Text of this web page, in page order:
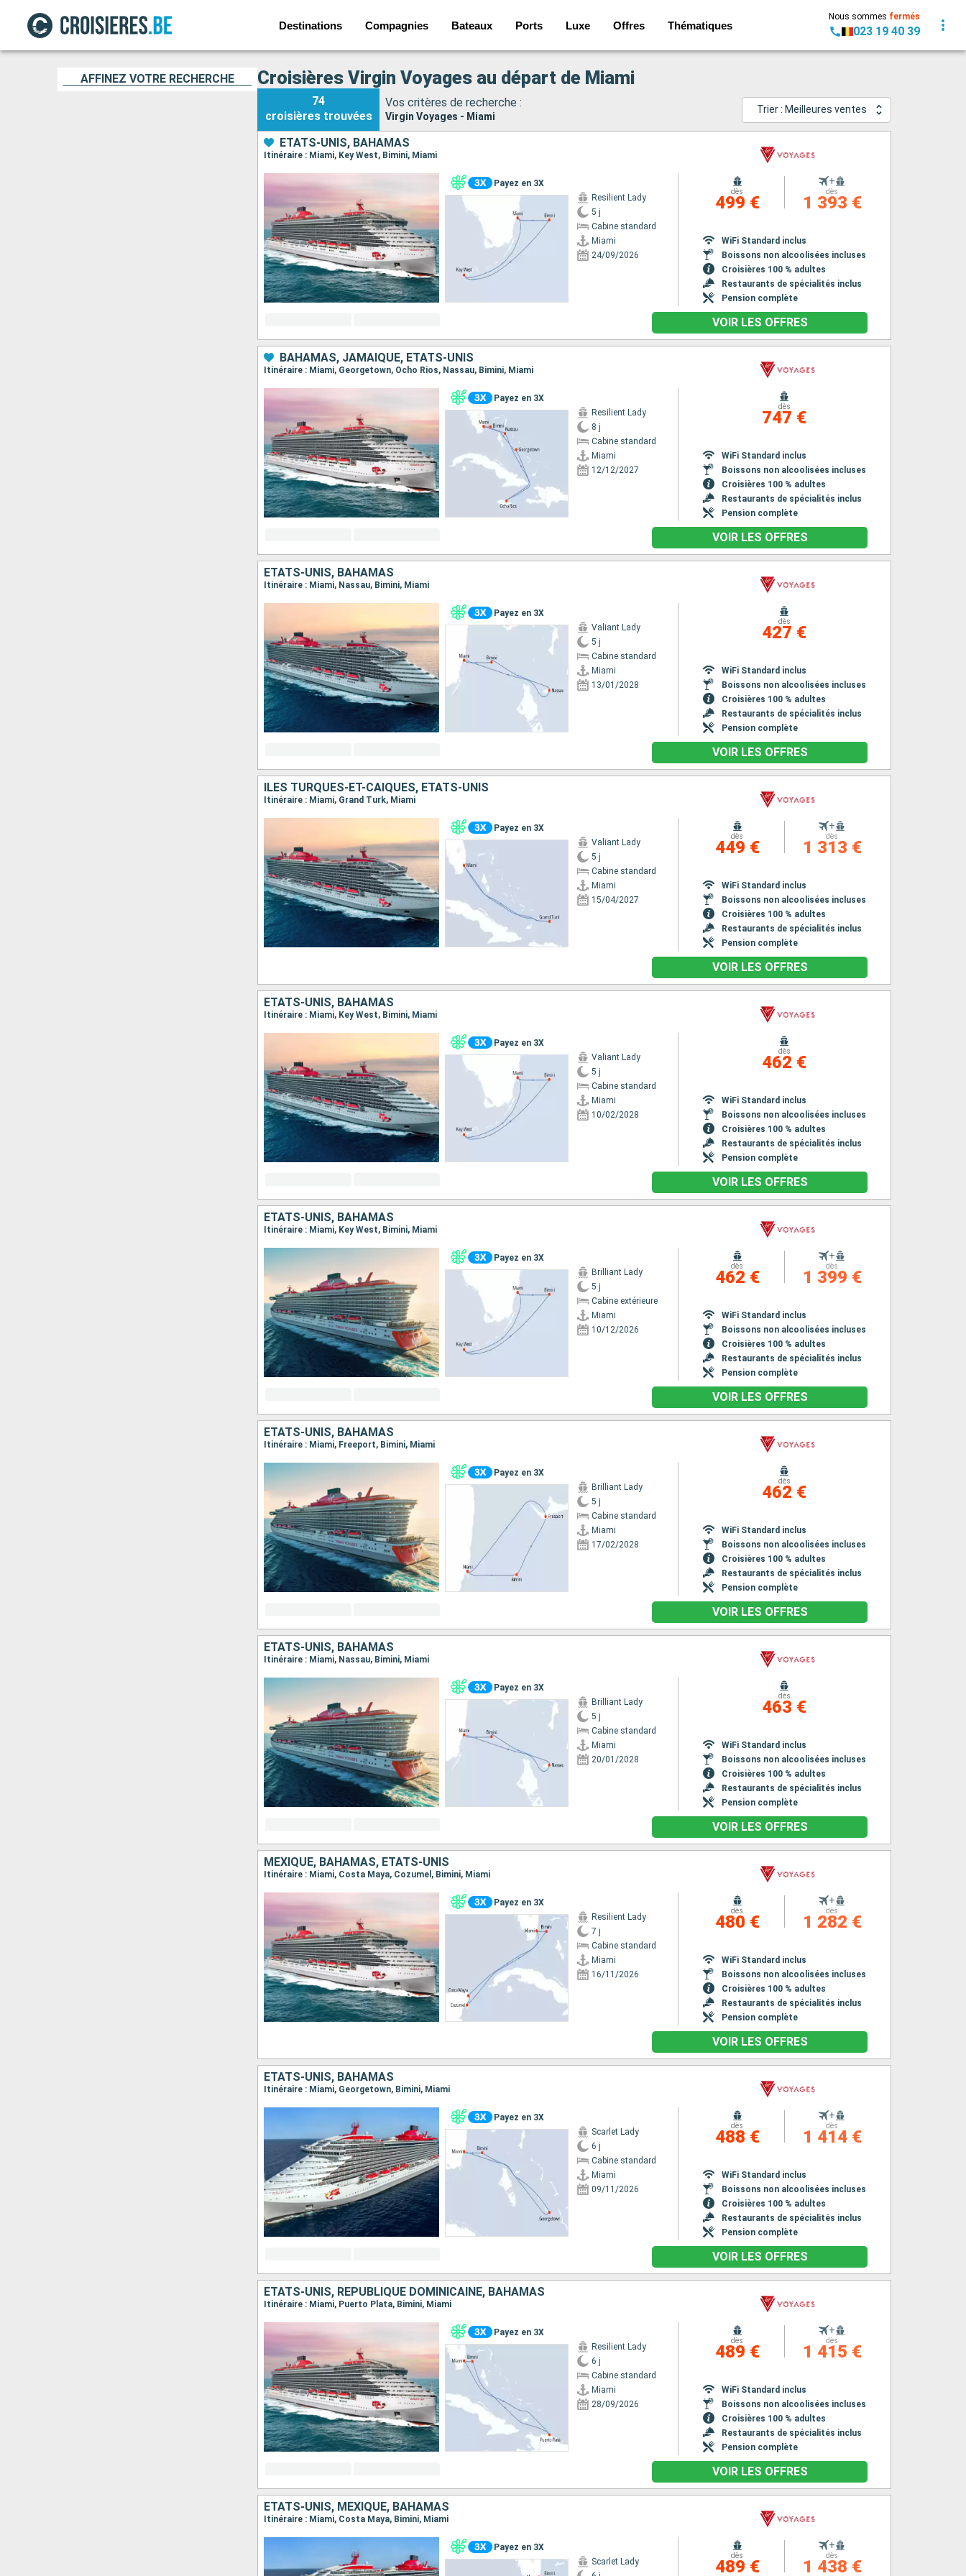
Destinations Compagnies Bateaux Ports Luxe Offres Thématiques
Nous sommes fermés
023 19 40 39
AFFINEZ VOTRE RECHERCHE Croisières Virgin Voyages au départ de Miami
74
croisières trouvées
Vos critères de recherche :
Virgin Voyages - Miami
Trier : Meilleures ventes
ÉTATS-UNIS, BAHAMAS
Itinéraire : Miami, Key West, Bimini, Miami
Payez en 3X
Resilient Lady
5 j
Cabine standard
Miami
24/09/2026
dès
499 €
+
dès
1 393 €
WiFi Standard inclus
Boissons non alcoolisées incluses
Croisières 100 % adultes
Restaurants de spécialités inclus
Pension complète
VOIR LES OFFRES
BAHAMAS, JAMAÏQUE, ÉTATS-UNIS
Itinéraire : Miami, Georgetown, Ocho Rios, Nassau, Bimini, Miami
Payez en 3X
Resilient Lady
8 j
Cabine standard
Miami
12/12/2027
dès
747 €
WiFi Standard inclus
Boissons non alcoolisées incluses
Croisières 100 % adultes
Restaurants de spécialités inclus
Pension complète
VOIR LES OFFRES
ÉTATS-UNIS, BAHAMAS
Itinéraire : Miami, Nassau, Bimini, Miami
Payez en 3X
Valiant Lady
5 j
Cabine standard
Miami
13/01/2028
dès
427 €
WiFi Standard inclus
Boissons non alcoolisées incluses
Croisières 100 % adultes
Restaurants de spécialités inclus
Pension complète
VOIR LES OFFRES
ÎLES TURQUES-ET-CAÏQUES, ÉTATS-UNIS
Itinéraire : Miami, Grand Turk, Miami
Payez en 3X
Valiant Lady
5 j
Cabine standard
Miami
15/04/2027
dès
449 €
+
dès
1 313 €
WiFi Standard inclus
Boissons non alcoolisées incluses
Croisières 100 % adultes
Restaurants de spécialités inclus
Pension complète
VOIR LES OFFRES
ÉTATS-UNIS, BAHAMAS
Itinéraire : Miami, Key West, Bimini, Miami
Payez en 3X
Valiant Lady
5 j
Cabine standard
Miami
10/02/2028
dès
462 €
WiFi Standard inclus
Boissons non alcoolisées incluses
Croisières 100 % adultes
Restaurants de spécialités inclus
Pension complète
VOIR LES OFFRES
ÉTATS-UNIS, BAHAMAS
Itinéraire : Miami, Key West, Bimini, Miami
Payez en 3X
Brilliant Lady
5 j
Cabine extérieure
Miami
10/12/2026
dès
462 €
+
dès
1 399 €
WiFi Standard inclus
Boissons non alcoolisées incluses
Croisières 100 % adultes
Restaurants de spécialités inclus
Pension complète
VOIR LES OFFRES
ÉTATS-UNIS, BAHAMAS
Itinéraire : Miami, Freeport, Bimini, Miami
Payez en 3X
Brilliant Lady
5 j
Cabine standard
Miami
17/02/2028
dès
462 €
WiFi Standard inclus
Boissons non alcoolisées incluses
Croisières 100 % adultes
Restaurants de spécialités inclus
Pension complète
VOIR LES OFFRES
ÉTATS-UNIS, BAHAMAS
Itinéraire : Miami, Nassau, Bimini, Miami
Payez en 3X
Brilliant Lady
5 j
Cabine standard
Miami
20/01/2028
dès
463 €
WiFi Standard inclus
Boissons non alcoolisées incluses
Croisières 100 % adultes
Restaurants de spécialités inclus
Pension complète
VOIR LES OFFRES
MEXIQUE, BAHAMAS, ÉTATS-UNIS
Itinéraire : Miami, Costa Maya, Cozumel, Bimini, Miami
Payez en 3X
Resilient Lady
7 j
Cabine standard
Miami
16/11/2026
dès
480 €
+
dès
1 282 €
WiFi Standard inclus
Boissons non alcoolisées incluses
Croisières 100 % adultes
Restaurants de spécialités inclus
Pension complète
VOIR LES OFFRES
ÉTATS-UNIS, BAHAMAS
Itinéraire : Miami, Georgetown, Bimini, Miami
Payez en 3X
Scarlet Lady
6 j
Cabine standard
Miami
09/11/2026
dès
488 €
+
dès
1 414 €
WiFi Standard inclus
Boissons non alcoolisées incluses
Croisières 100 % adultes
Restaurants de spécialités inclus
Pension complète
VOIR LES OFFRES
ÉTATS-UNIS, RÉPUBLIQUE DOMINICAINE, BAHAMAS
Itinéraire : Miami, Puerto Plata, Bimini, Miami
Payez en 3X
Resilient Lady
6 j
Cabine standard
Miami
28/09/2026
dès
489 €
+
dès
1 415 €
WiFi Standard inclus
Boissons non alcoolisées incluses
Croisières 100 % adultes
Restaurants de spécialités inclus
Pension complète
VOIR LES OFFRES
ÉTATS-UNIS, MEXIQUE, BAHAMAS
Itinéraire : Miami, Costa Maya, Bimini, Miami
Payez en 3X
Scarlet Lady
dès
489 €
+
dès
1 438 €